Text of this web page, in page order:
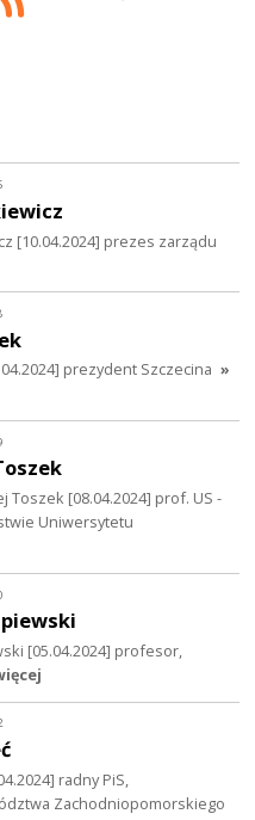
[10.04.2024] prezes zarządu
prezydent Szczecina »
Toszek [08.04.2024] prof. US -
Uniwersytetu
[05.04.2024] profesor,
radny PiS,
Zachodniopomorskiego